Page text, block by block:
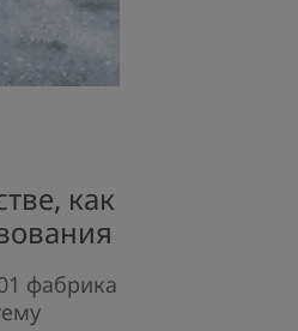
как
фабрика